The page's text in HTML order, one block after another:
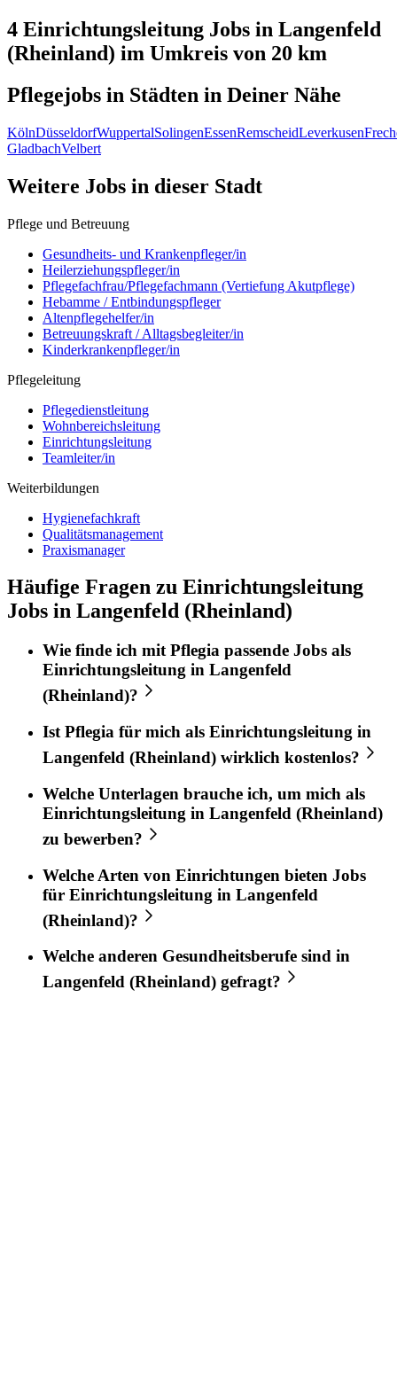
4 Einrichtungsleitung Jobs in Langenfeld
(Rheinland) im Umkreis von 20 km
Pflegejobs in Städten in Deiner Nähe
KölnDüsseldorfWuppertalSolingenEssenRemscheidLeverkusen
GladbachVelbert
Weitere Jobs in dieser Stadt
Pflege und Betreuung
Gesundheits- und Krankenpfleger/in
Heilerziehungspfleger/in
Pflegefachfrau/Pflegefachmann (Vertiefung Akutpflege)
Hebamme / Entbindungspfleger
Altenpflegehelfer/in
Betreuungskraft / Alltagsbegleiter/in
Kinderkrankenpfleger/in
Pflegeleitung
Pflegedienstleitung
Wohnbereichsleitung
Einrichtungsleitung
Teamleiter/in
Weiterbildungen
Hygienefachkraft
Qualitätsmanagement
Praxismanager
Häufige Fragen zu Einrichtungsleitung
Jobs in Langenfeld (Rheinland)
Wie finde ich mitPflegia passende Jobs als
Einrichtungsleitung in Langenfeld
(Rheinland)?
Ist Pflegia für mich als Einrichtungsleitung in
Langenfeld (Rheinland) wirklich kostenlos?
Welche Unterlagen brauche ich, um mich als
Einrichtungsleitung in Langenfeld (Rheinland)
zu bewerben?
Welche Arten von Einrichtungen bieten Jobs
für Einrichtungsleitung in Langenfeld
(Rheinland)?
Welche anderen Gesundheitsberufe sind in
Langenfeld (Rheinland) gefragt?